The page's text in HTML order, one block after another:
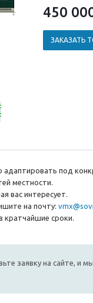
450
ЗАКАЗАТЬ
под
местности.
вас интересует.
на почту:
сроки.
заявку на сайте, и